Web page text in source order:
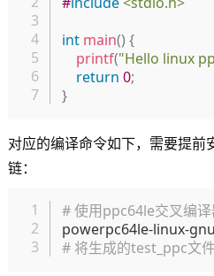
int main() {
printf("Hello linux
return 0;
}
对应的编译命令如下，需要提
链：
# 使用ppc64le交叉编
powerpc64le-linux-
# 将生成的test_ppc文